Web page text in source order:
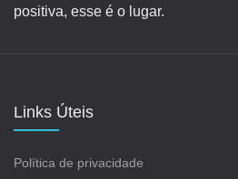
positiva, esse é o lugar.
Links Úteis
Política de privacidade